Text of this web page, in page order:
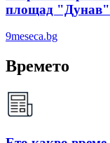
площад "Дунав"
9meseca.bg
Времето